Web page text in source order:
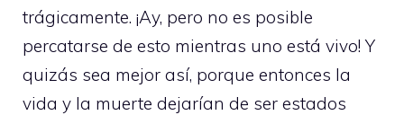
trágicamente. ¡Ay, pero no es posible
percatarse de esto mientras uno está vivo! Y
quizás sea mejor así, porque entonces la
vida y la muerte dejarían de ser estados